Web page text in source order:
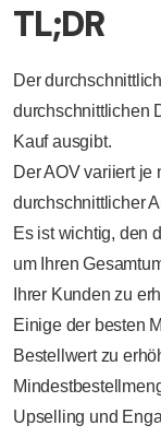
TL;DR
Der
durchschnittlichen
Kauf ausgibt.
Der AOV variiert je
durchschnittlicher
Es ist wichtig, den
um Ihren
Ihrer Kunden zu
Einige der besten
Bestellwert zu
Upselling und